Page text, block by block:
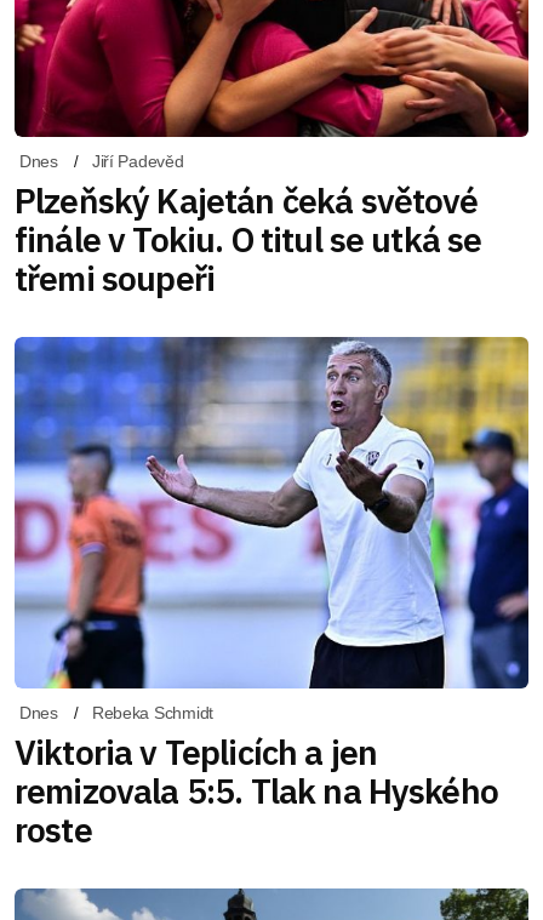
Dnes Jiří Padevěd
Plzeňský Kajetán čeká světové
finále v Tokiu. O titul se utká se
třemi soupeři
Dnes Rebeka Schmidt
Viktoria v Teplicích a jen
remizovala 5:5. Tlak na Hyského
roste